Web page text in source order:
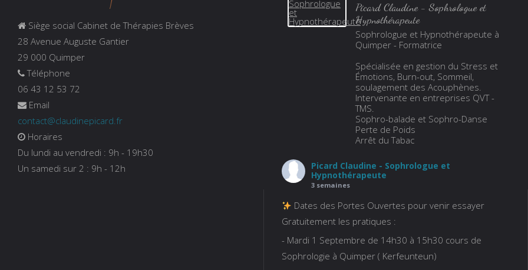
Siège social Cabinet de Thérapies Brèves
28 Avenue Auguste Gantier
29 000 Quimper
Téléphone
06 43 12 53 72
Email
contact@claudinepicard.fr
Horaires
Du lundi au vendredi : 9h - 19h30
Un samedi sur 2 : 9h - 12h
Picard Claudine - Sophrologue et
Hypnothérapeute
Sophrologue et Hypnothérapeute à
Quimper - Formatrice
Spécialisée en gestion du Stress et
Émotions, Burn-out, Sommeil,
soulagement des Acouphènes.
Intervenante en entreprises QVT -
TMS.
Sophro-balade et Sophro-Danse
Perte de Poids
Arrêt du Tabac
Picard Claudine - Sophrologue et
Hypnothérapeute
3 semaines
Dates des Portes Ouvertes pour venir essayer
Gratuitement les pratiques :
- Mardi 1 Septembre de 14h30 à 15h30 cours de
Sophrologie à Quimper ( Kerfeunteun)